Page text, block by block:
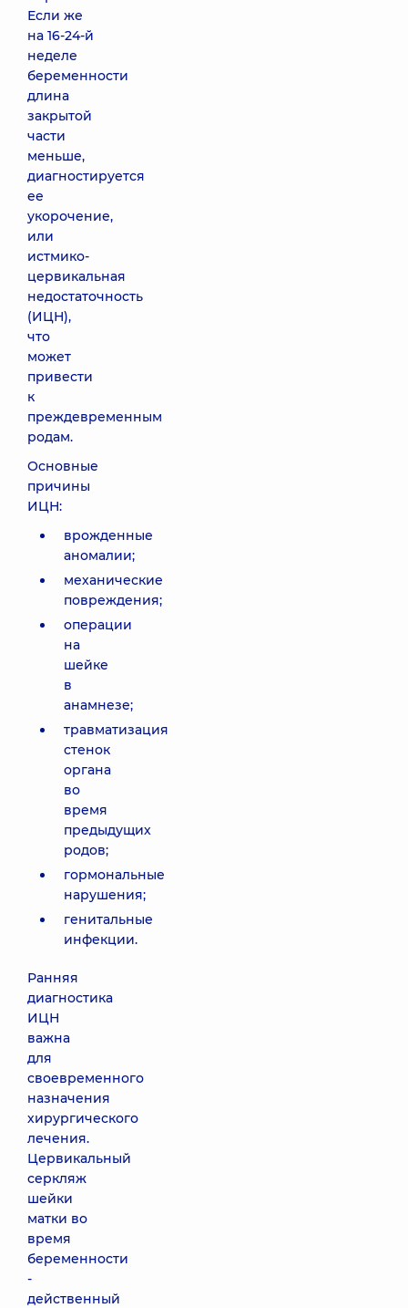
Если же
на 16-24-й
неделе
беременности
длина
закрытой
части
меньше,
диагностируется
ее
укорочение,
или
истмико-
цервикальная
недостаточность
(ИЦН),
что
может
привести
к
преждевременным
родам.
Основные
причины
ИЦН:
врожденные
аномалии;
механические
повреждения;
операции
на
шейке
в
анамнезе;
травматизация
стенок
органа
во
время
предыдущих
родов;
гормональные
нарушения;
генитальные
инфекции.
Ранняя
диагностика
ИЦН
важна
для
своевременного
назначения
хирургического
лечения.
Цервикальный
серкляж
шейки
матки во
время
беременности
-
действенный